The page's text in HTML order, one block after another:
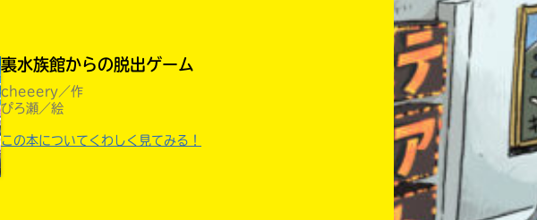
裏水族館からの脱出ゲーム
cheeery／作
ぴろ瀬／絵
この本についてくわしく見てみる！